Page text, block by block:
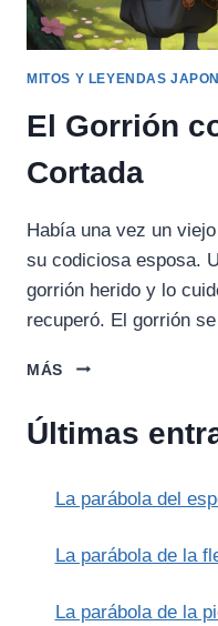
MITOS Y LEYENDAS
El Gorrión
Cortada
Había una vez un
su codiciosa esposa.
gorrión herido y lo
recuperó. El gorrión
MÁS
EL
LA
Últimas
La parábola del
La parábola de la
La parábola de la